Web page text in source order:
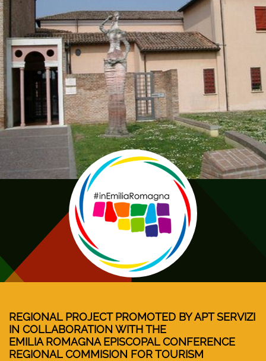
REGIONAL PROJECT PROMOTED BY APT SERVIZI
IN COLLABORATION WITH THE
EMILIA ROMAGNA EPISCOPAL CONFERENCE
REGIONAL COMMISION FOR TOURISM